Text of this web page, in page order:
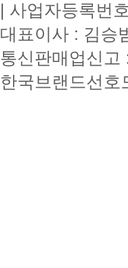
| 사업자등록번
대표이사 : 김승
통신판매업신
한국브랜드선호